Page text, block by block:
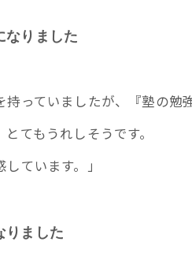
なりました
持っていましたが、『塾の勉
てもうれしそうです。
ています。」
りました